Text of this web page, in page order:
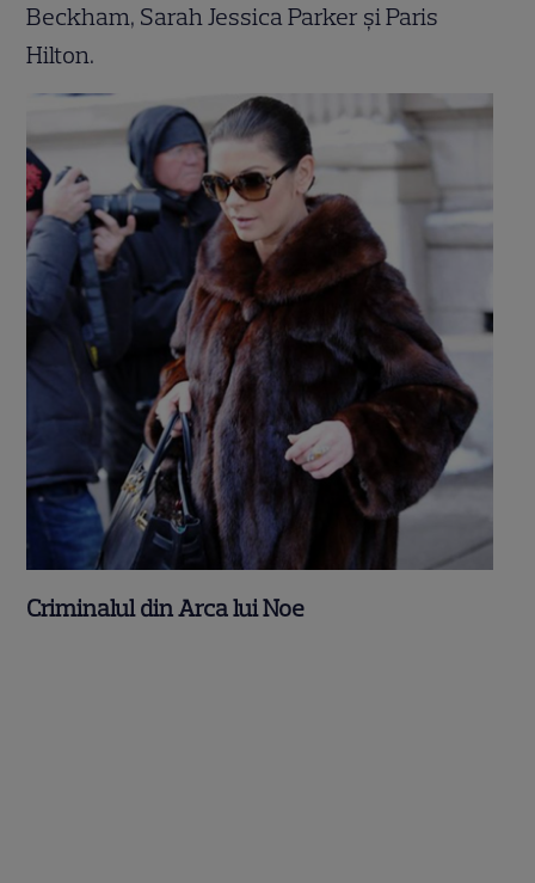
Beckham, Sarah Jessica Parker şi Paris
Hilton.
Criminalul din Arca lui Noe